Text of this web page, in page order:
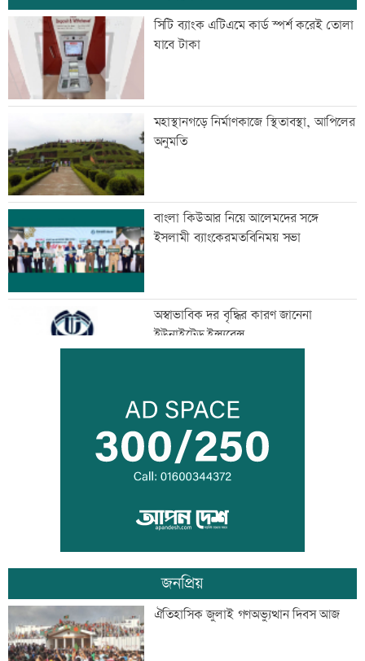
সিটি ব্যাংক এটিএমে কার্ড স্পর্শ করেই তোলা
যাবে টাকা
মহাস্থানগড়ে নির্মাণকাজে স্থিতাবস্থা, আপিলের
অনুমতি
বাংলা কিউআর নিয়ে আলেমদের সঙ্গে
ইসলামী ব্যাংকেরমতবিনিময় সভা
অস্বাভাবিক দর বৃদ্ধির কারণ জানেনা
ইউনাইটেড ইন্স্যুরেন্স
রাষ্ট্রপতি নির্বাচনে বিএনপির ২ মনোনয়নপত্র
সংগ্রহ
সূচকের পতনে চলছে লেনদেন
অভিকার পরে এবার স্বরা হাসপাতালে ভর্তি,
কী হলো এ ২ অভিনেত্রীর
জনপ্রিয়
ঐতিহাসিক জুলাই গণঅভ্যুত্থান দিবস আজ